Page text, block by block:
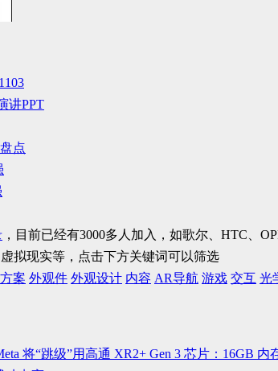
讲PPT
点
，目前已经有3000多人加入，如歌尔、HTC、
拟现实等，点击下方关键词可以筛选
案 外观件 外观设计 内容 AR导航 游戏 交互 光
将“跳级”用高通 XR2+ Gen 3 芯片：16GB 内